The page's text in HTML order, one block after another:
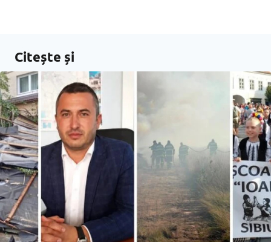
Citește și